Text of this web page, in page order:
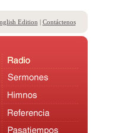
Edition | Contáctenos